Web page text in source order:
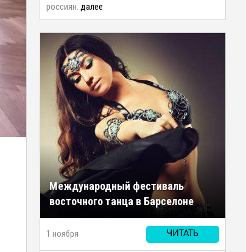
россиян. далее
Международный фестиваль
восточного танца в Барселоне
ЧИТАТЬ
1 ноября